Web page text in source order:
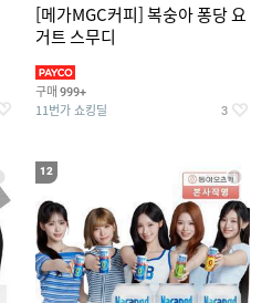
[메가MGC커피] 복숭아 퐁당 요
거트 스무디
구매 999+
11번가 쇼킹딜 3
12